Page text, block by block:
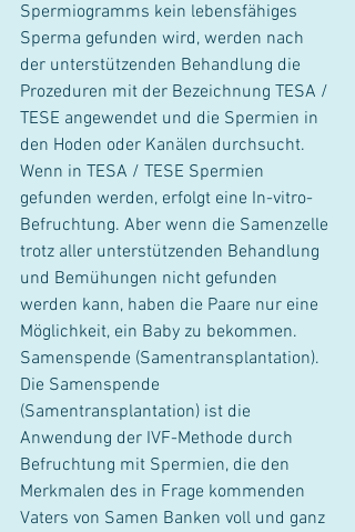
Spermiogramms kein lebensfähiges
Sperma gefunden wird, werden nach
der unterstützenden Behandlung die
Prozeduren mit der Bezeichnung TESA /
TESE angewendet und die Spermien in
den Hoden oder Kanälen durchsucht.
Wenn in TESA / TESE Spermien
gefunden werden, erfolgt eine In-vitro-
Befruchtung. Aber wenn die Samenzelle
trotz aller unterstützenden Behandlung
und Bemühungen nicht gefunden
werden kann, haben die Paare nur eine
Möglichkeit, ein Baby zu bekommen.
Samenspende (Samentransplantation).
Die Samenspende
(Samentransplantation) ist die
Anwendung der IVF-Methode durch
Befruchtung mit Spermien, die den
Merkmalen des in Frage kommenden
Vaters von Samen Banken voll und ganz